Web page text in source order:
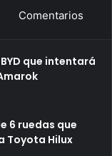
Comentarios
que intentará
6 ruedas que
Toyota Hilux